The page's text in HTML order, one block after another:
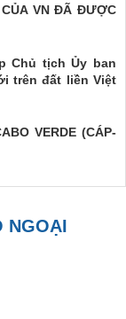
CỦA VN ĐÃ ĐƯỢC
Chủ tịch Ủy ban
trên đất liền Việt
VERDE (CÁP-
NGOẠI